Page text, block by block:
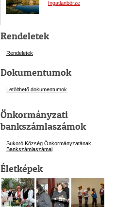
Ingatlanbörze
Rendeletek
Rendeletek
Dokumentumok
Letölthető dokumentumok
Önkormányzati
bankszámlaszámok
Sukoró Község Önkormányzatának
Bankszámlaszámai
Életképek